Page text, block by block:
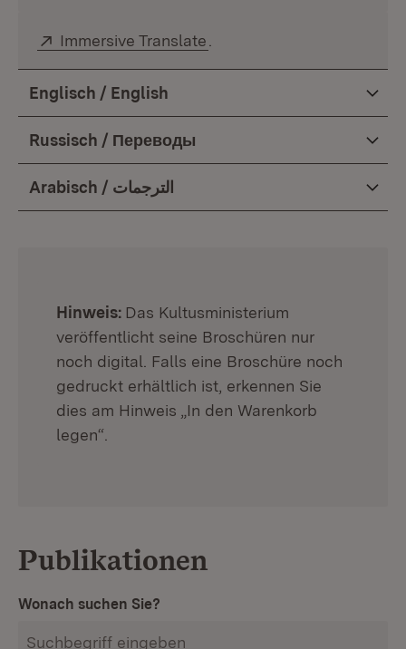
Extern:
Immersive Translate
Englisch / English
Russisch / Переводы
Arabisch / الترجمات
Hinweis: Das Kultusministerium
veröffentlicht seine Broschüren nur
noch digital. Falls eine Broschüre noch
gedruckt erhältlich ist, erkennen Sie
dies am Hinweis „In den Warenkorb
legen“.
Publikationen
Wonach suchen Sie?